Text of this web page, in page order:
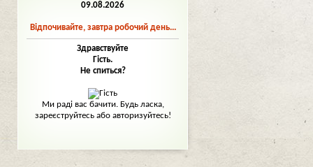
09.08.2026
Відпочивайте, завтра робочий день...
Здравствуйте
Гість.
Не спиться?
Mи раді вас бачити. Будь ласка,
зареєструйтесь або авторизуйтесь!